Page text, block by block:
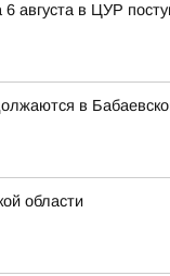
августа в ЦУР
в
области